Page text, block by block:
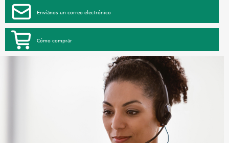
Envíanos un correo electrónico
Cómo comprar